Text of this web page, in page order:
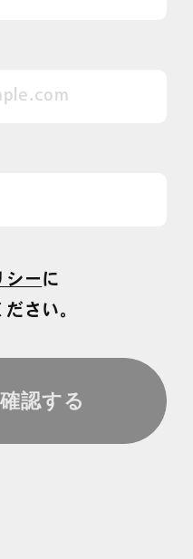
シー に
さい。